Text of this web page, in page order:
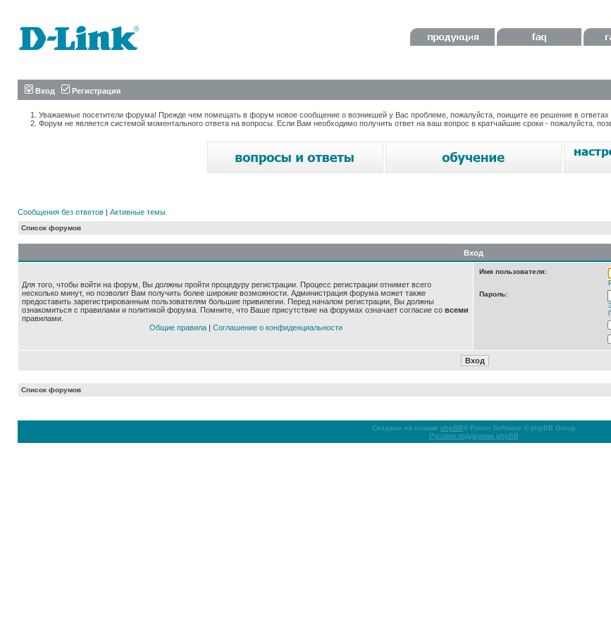
Вход Регистрация
Уважаемые посетители форума! Прежде чем помещать в форум новое сообщение о возникшей у Вас проблеме, пожалуйста, поищите ее решение в ответах
Форум не является системой моментального ответа на вопросы. Если Вам необходимо получить ответ на ваш вопрос в кратчайшие сроки - пожалуйста,
Сообщения без ответов | Активные темы
Список форумов
Вход
Для того, чтобы войти на форум, Вы должны пройти процедуру регистрации. Процесс регистрации отнимет всего
несколько минут, но позволит Вам получить более широкие возможности. Администрация форума может также
предоставить зарегистрированным пользователям большие привилегии. Перед началом регистрации, Вы должны
ознакомиться с правилами и политикой форума. Помните, что Ваше присутствие на форумах означает согласие со всеми
правилами.
Общие правила| Соглашение о конфиденциальности
Имя пользователя:
Пароль:
Список форумов
Создано на основе phpBB® Forum Software © phpBB Group
Русская поддержка phpBB